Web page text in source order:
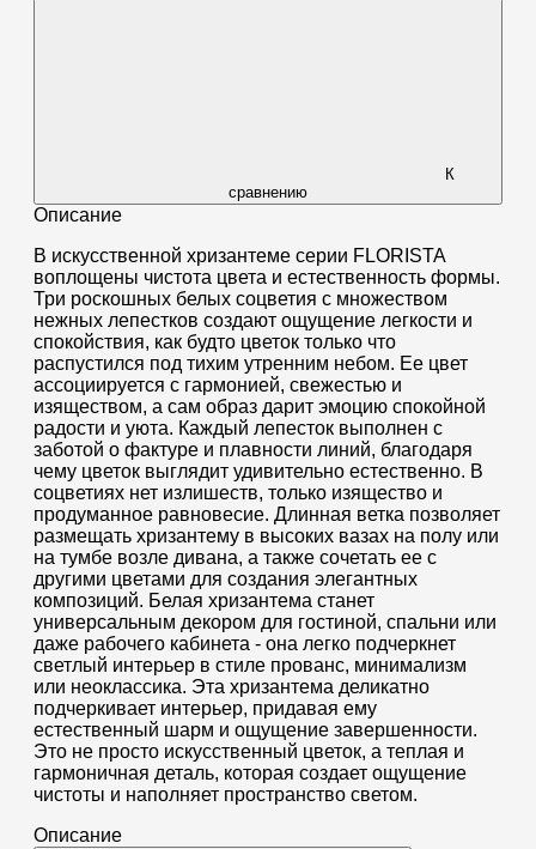
К
сравнению
Описание
В искусственной хризантеме серии FLORISTA
воплощены чистота цвета и естественность формы.
Три роскошных белых соцветия с множеством
нежных лепестков создают ощущение легкости и
спокойствия, как будто цветок только что
распустился под тихим утренним небом. Ее цвет
ассоциируется с гармонией, свежестью и
изяществом, а сам образ дарит эмоцию спокойной
радости и уюта. Каждый лепесток выполнен с
заботой о фактуре и плавности линий, благодаря
чему цветок выглядит удивительно естественно. В
соцветиях нет излишеств, только изящество и
продуманное равновесие. Длинная ветка позволяет
размещать хризантему в высоких вазах на полу или
на тумбе возле дивана, а также сочетать ее с
другими цветами для создания элегантных
композиций. Белая хризантема станет
универсальным декором для гостиной, спальни или
даже рабочего кабинета - она легко подчеркнет
светлый интерьер в стиле прованс, минимализм
или неоклассика. Эта хризантема деликатно
подчеркивает интерьер, придавая ему
естественный шарм и ощущение завершенности.
Это не просто искусственный цветок, а теплая и
гармоничная деталь, которая создает ощущение
чистоты и наполняет пространство светом.
Описание